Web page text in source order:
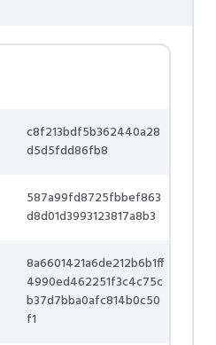
c8f213bdf5b362440a28
d5d5fdd86fb8
587a99fd8725fbbef863
d8d01d3993123817a8b3
8a6601421a6de212b6b1ff
4990ed462251f3c4c75c
b37d7bba0afc814b0c50
f1